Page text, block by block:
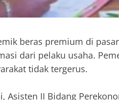
beras premium di
dari pelaku usaha.
tidak tergerus.
Asisten II Bidang